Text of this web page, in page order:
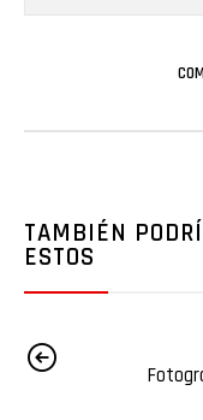
TAMBIÉN
ESTOS